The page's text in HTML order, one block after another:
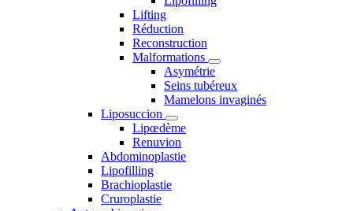
Lifting
Réduction
Reconstruction
Malformations
Asymétrie
Seins tubéreux
Mamelons invaginés
Liposuccion
Lipœdème
Renuvion
Abdominoplastie
Lipofilling
Brachioplastie
Cruroplastie